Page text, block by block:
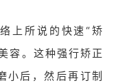
上所说的快速“矫
容。这种强行矫正
小后，然后再订制